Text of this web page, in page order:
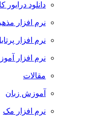
دانلود درایور
نرم افزار
نرم افزار
نرم افزار
مقالات
آموزش زبان
نرم افزار مک